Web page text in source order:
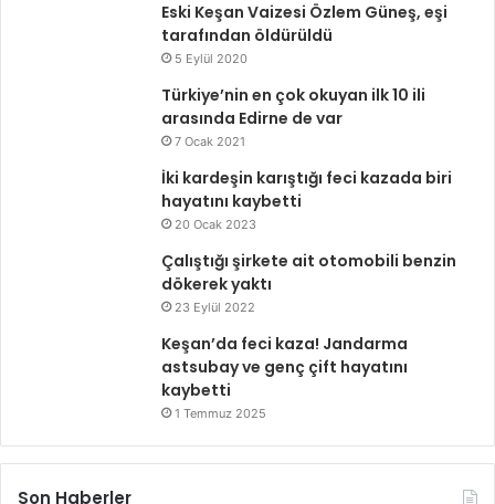
Eski Keşan Vaizesi Özlem Güneş, eşi
tarafından öldürüldü
5 Eylül 2020
Türkiye’nin en çok okuyan ilk 10 ili
arasında Edirne de var
7 Ocak 2021
İki kardeşin karıştığı feci kazada biri
hayatını kaybetti
20 Ocak 2023
Çalıştığı şirkete ait otomobili benzin
dökerek yaktı
23 Eylül 2022
Keşan’da feci kaza! Jandarma
astsubay ve genç çift hayatını
kaybetti
1 Temmuz 2025
Son Haberler